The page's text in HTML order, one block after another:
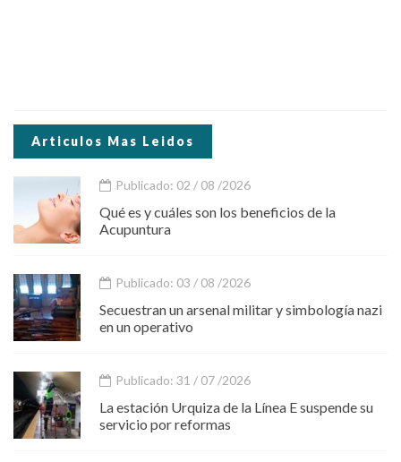
Articulos Mas Leidos
Publicado: 02 / 08 /2026
Qué es y cuáles son los beneficios de la
Acupuntura
Publicado: 03 / 08 /2026
Secuestran un arsenal militar y simbología nazi
en un operativo
Publicado: 31 / 07 /2026
La estación Urquiza de la Línea E suspende su
servicio por reformas